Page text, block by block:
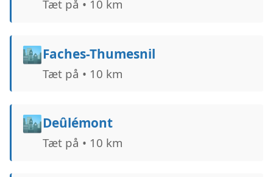
Tæt på • 10 km
🏙️Faches-Thumesnil
Tæt på • 10 km
🏙️Deûlémont
Tæt på • 10 km